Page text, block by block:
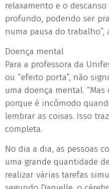
relaxamento e o
profundo, podendo ser
numa pausa do trabalho”,
Doença mental
Para a professora da
ou “efeito porta”, não
uma doença mental.
porque é incômodo
lembrar as coisas. Isso
completa.
No dia a dia, as pessoas
uma grande quantidade
realizar várias tarefas